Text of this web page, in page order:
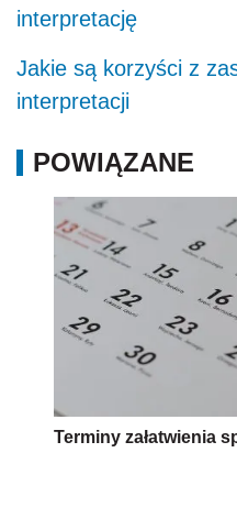
interpretację
Jakie są korzyści z
interpretacji
POWIĄZANE
Terminy załatwienia